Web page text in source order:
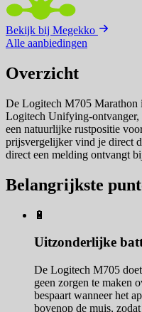
Bekijk bij Megekko
Alle aanbiedingen
Overzicht
De Logitech M705 Marathon
Logitech Unifying-ontvanger,
een natuurlijke rustpositie
prijsvergelijker vind je direct
direct een melding ontvangt
Belangrijkste
🔋
Uitzonderlijke
De Logitech M705
geen zorgen te maken
bespaart wanneer het
bovenop de muis,